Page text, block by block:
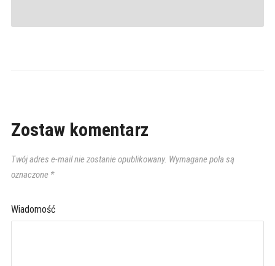
Zostaw komentarz
Twój adres e-mail nie zostanie opublikowany. Wymagane pola są
oznaczone *
Wiadomość